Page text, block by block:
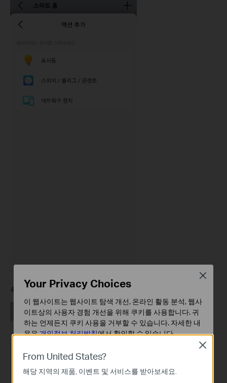
4. 간단한 탭으로 실행할 액션 세부 액션 설정
From United States?
해당 지역의 제품, 이벤트 및 서비스를 받아보세요.
Close
Your Privacy Choices
이 웹사이트는 웹사이트 탐색 개선, 온라인 활동 분석, 웹사
이트상의 사용자 경험 개선을 위해 쿠키를 사용합니다. 귀
하는 언제든지 쿠키 사용을 거부할 수 있습니다. 자세한 내
용은개인정보 처리방침에서 확인할 수 있습니다.
이 쿠키는 웹사이트가 작동하는 데 필요하며 사용자의 시
스템에서 비활성화할 수 없습니다.
Close